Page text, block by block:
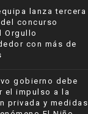
lanza tercera
concurso
Orgullo
con más de
gobierno debe
el impulso a la
privada y medidas